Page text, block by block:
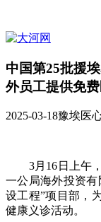
中国第25批援
外员工提供免
2025-03-18豫埃医
3月16日上午，
一公局海外投资
设工程”项目部，
健康义诊活动。